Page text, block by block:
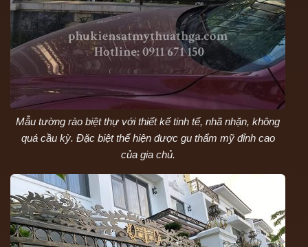
Mẫu tường rào biệt thự với thiết kế tinh tế, nhã nhặn, không
quá cầu kỳ. Đặc biệt thể hiện được gu thẩm mỹ đỉnh cao
của gia chủ.